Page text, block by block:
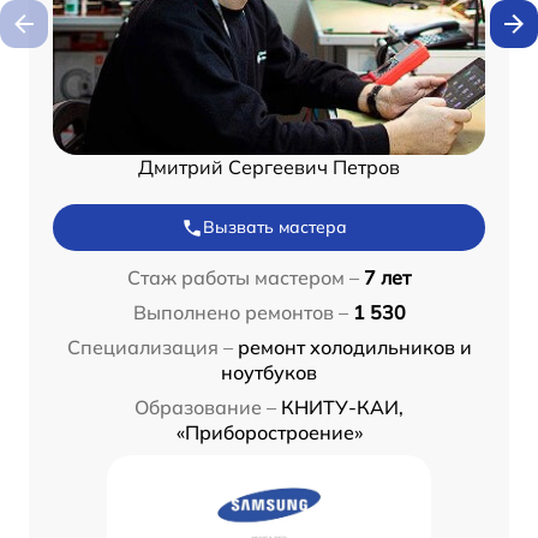
Дмитрий Сергеевич Петров
Вызвать мастера
Стаж работы мастером – 7 лет
Выполнено ремонтов – 1 530
Специализация – ремонт холодильников и
ноутбуков
Образование – КНИТУ-КАИ,
«Приборостроение»